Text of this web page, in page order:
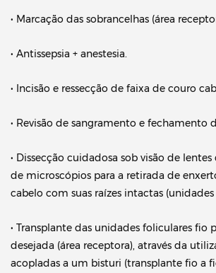
• Marcação das sobrancelhas (área
• Antissepsia + anestesia.
• Incisão e ressecção de faixa de couro
• Revisão de sangramento e fechamento
• Dissecção cuidadosa sob visão de
de microscópios para a retirada de
cabelo com suas raízes intactas (unidades
• Transplante das unidades foliculares fio
desejada (área receptora), através da
acopladas a um bisturi (transplante fio a